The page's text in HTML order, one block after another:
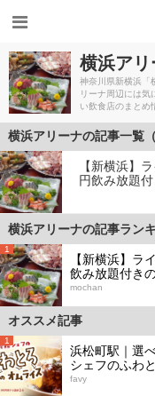
横浜アリ
神奈川県新横浜「
リーナ周辺には気
い飲食店のまとめ
横浜アリーナの記事一覧
【新横浜】
円飲み放題
横浜アリーナの記事ラン
1
【新横浜】ラ
飲み放題付き
mochan
オススメ記事
1
浜松町駅｜選
シェフのふわ
favy